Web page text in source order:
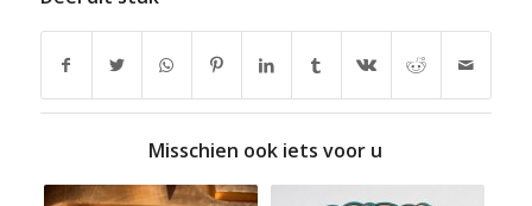
Misschien ook iets voor u